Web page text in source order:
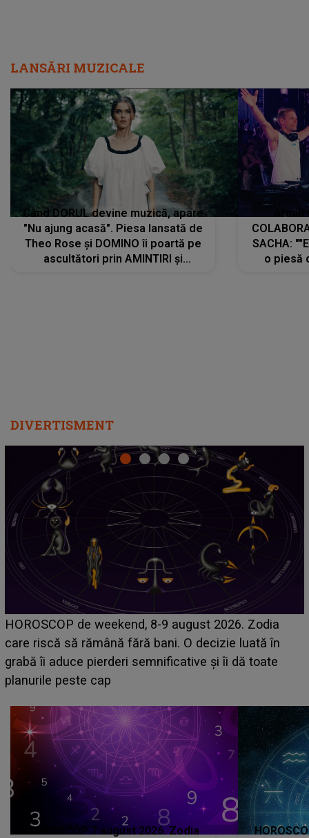
LANSĂRI MUZICALE
Când DORUL devine muzică, apare
"Nu ajung acasă". Piesa lansată de
Theo Rose și DOMINO îi poartă pe
ascultători prin AMINTIRI și
SACHA:
o piesă
DIVERTISMENT
Emanuel a ținut ACEST DETALIU ASCUNS până
acum! În fața Alexandrei, concurentul din Casa Iubirii
face o MĂRTURISIRE NEAȘTEPTATĂ despre mama
sa: "I-am spus și ei în față, eu nu te iubesc pentru
HOROSCOP 7 august 2026. Zodia